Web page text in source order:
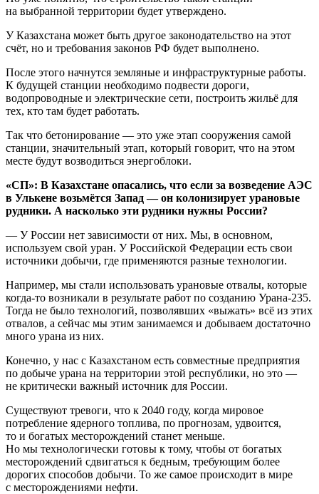
на выбранной территории будет утверждено.
У Казахстана может быть другое законодательство на этот
счёт, но и требования законов РФ будет выполнено.
После этого начнутся земляные и инфраструктурные работы.
К будущей станции необходимо подвести дороги,
водопроводные и электрические сети, построить жильё для
тех, кто там будет работать.
Так что бетонирование — это уже этап сооружения самой
станции, значительный этап, который говорит, что на этом
месте будут возводиться энергоблоки.
«СП»: В Казахстане опасались, что если за возведение АЭС
в Улькене возьмётся Запад — он колонизирует урановые
рудники. А насколько эти рудники нужны России?
— У России нет зависимости от них. Мы, в основном,
используем свой уран. У Российской Федерации есть свои
источники добычи, где применяются разные технологии.
Например, мы стали использовать урановые отвалы, которые
когда-то возникали в результате работ по созданию Урана-235.
Тогда не было технологий, позволявших «выжать» всё из этих
отвалов, а сейчас мы этим занимаемся и добываем достаточно
много урана из них.
Конечно, у нас с Казахстаном есть совместные предприятия
по добыче урана на территории этой республики, но это —
не критически важный источник для России.
Существуют тревоги, что к 2040 году, когда мировое
потребление ядерного топлива, по прогнозам, удвоится,
то и богатых месторождений станет меньше.
Но мы технологически готовы к тому, чтобы от богатых
месторождений сдвигаться к бедным, требующим более
дорогих способов добычи. То же самое происходит в мире
с месторождениями нефти.